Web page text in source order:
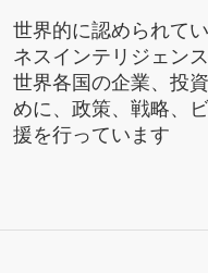
世界的に認められて
ネスインテリジェン
世界各国の企業、投
めに、政策、戦略、
援を行っています